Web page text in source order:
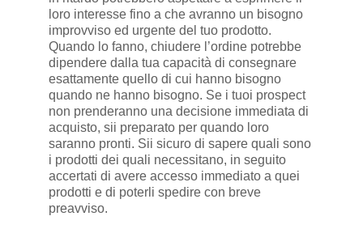
loro interesse fino a che avranno un bisogno
improvviso ed urgente del tuo prodotto.
Quando lo fanno, chiudere l’ordine potrebbe
dipendere dalla tua capacità di consegnare
esattamente quello di cui hanno bisogno
quando ne hanno bisogno. Se i tuoi prospect
non prenderanno una decisione immediata di
acquisto, sii preparato per quando loro
saranno pronti. Sii sicuro di sapere quali sono
i prodotti dei quali necessitano, in seguito
accertati di avere accesso immediato a quei
prodotti e di poterli spedire con breve
preavviso.